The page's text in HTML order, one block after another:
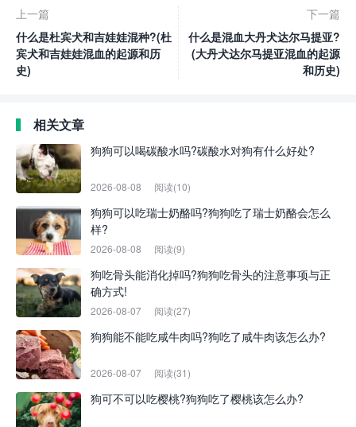
上一篇
什么是杜宾犬和吉娃娃混种?(杜
宾犬和吉娃娃混血的起源和历
史)
下一篇
什么是混血大丹犬达尔马提亚?
(大丹犬达尔马提亚混血的起源
和历史)
相关文章
狗狗可以喝碳酸水吗?碳酸水对狗有什么好处?
2026-08-08 阅读(10)
狗狗可以吃瑞士奶酪吗?狗狗吃了瑞士奶酪会怎么
样?
2026-08-08 阅读(9)
狗吃骨头能消化掉吗?狗狗吃骨头的注意事项与正
确方式!
2026-08-07 阅读(27)
狗狗能不能吃咸牛肉吗?狗吃了咸牛肉该怎么办?
2026-08-07 阅读(31)
狗可不可以吃樱桃?狗狗吃了樱桃该怎么办?